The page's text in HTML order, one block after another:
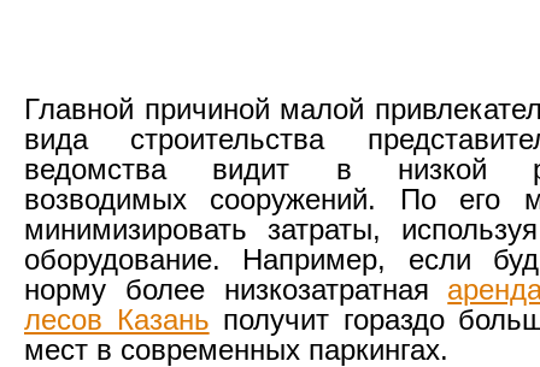
Главной причиной малой
вида строительства
ведомства видит в низкой
возводимых сооружений. По его
минимизировать затраты,
оборудование. Например, если
норму более низкозатратная
лесов Казань получит гораздо
мест в современных паркингах.